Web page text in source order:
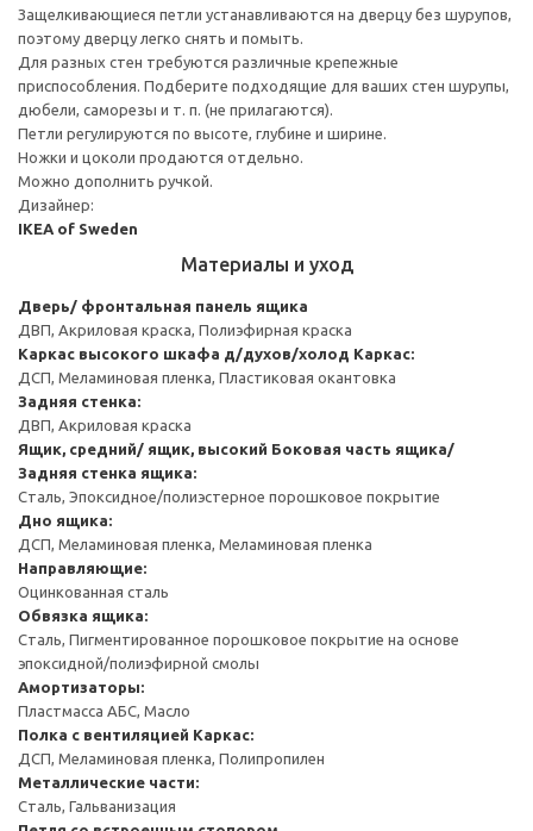
Защелкивающиеся петли устанавливаются на дверцу без шурупов,
поэтому дверцу легко снять и помыть.
Для разных стен требуются различные крепежные
приспособления. Подберите подходящие для ваших стен шурупы,
дюбели, саморезы и т. п. (не прилагаются).
Петли регулируются по высоте, глубине и ширине.
Ножки и цоколи продаются отдельно.
Можно дополнить ручкой.
Дизайнер:
IKEA of Sweden
Материалы и уход
Дверь/ фронтальная панель ящика
ДВП, Акриловая краска, Полиэфирная краска
Каркас высокого шкафа д/духов/холод Каркас:
ДСП, Меламиновая пленка, Пластиковая окантовка
Задняя стенка:
ДВП, Акриловая краска
Ящик, средний/ ящик, высокий Боковая часть ящика/
Задняя стенка ящика:
Сталь, Эпоксидное/полиэстерное порошковое покрытие
Дно ящика:
ДСП, Меламиновая пленка, Меламиновая пленка
Направляющие:
Оцинкованная сталь
Обвязка ящика:
Сталь, Пигментированное порошковое покрытие на основе
эпоксидной/полиэфирной смолы
Амортизаторы:
Пластмасса АБС, Масло
Полка с вентиляцией Каркас:
ДСП, Меламиновая пленка, Полипропилен
Металлические части:
Сталь, Гальванизация